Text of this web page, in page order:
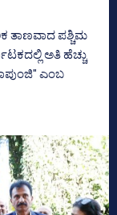
ಅತಿ ಹೆಚ್ಚು
ಎಂಬ